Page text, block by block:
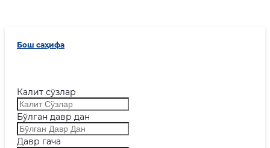
Бош саҳифа
Калит сўзлар
Бўлган давр дан
Давр гача